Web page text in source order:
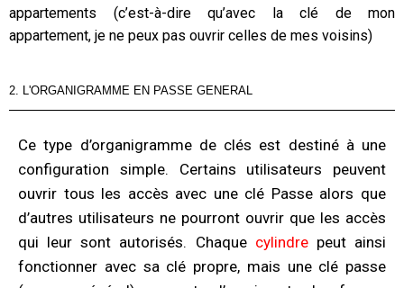
appartements (c’est-à-dire qu’avec la clé de mon
appartement, je ne peux pas ouvrir celles de mes voisins)
2. L'ORGANIGRAMME EN PASSE GENERAL
Ce type d’organigramme de clés est destiné à une
configuration simple. Certains utilisateurs peuvent
ouvrir tous les accès avec une clé Passe alors que
d’autres utilisateurs ne pourront ouvrir que les accès
qui leur sont autorisés. Chaque cylindrepeut ainsi
fonctionner avec sa clé propre, mais une clé passe